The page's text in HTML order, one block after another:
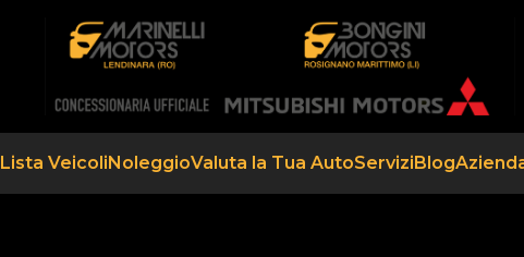
Lista VeicoliNoleggioValuta la Tua AutoServiziBlog